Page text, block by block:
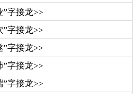
”字接龙>>
”字接龙>>
”字接龙>>
”字接龙>>
”字接龙>>